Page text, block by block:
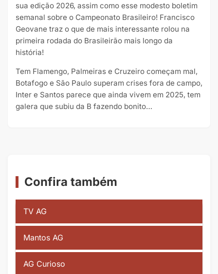
sua edição 2026, assim como esse modesto boletim
semanal sobre o Campeonato Brasileiro! Francisco
Geovane traz o que de mais interessante rolou na
primeira rodada do Brasileirão mais longo da
história!
Tem Flamengo, Palmeiras e Cruzeiro começam mal,
Botafogo e São Paulo superam crises fora de campo,
Inter e Santos parece que ainda vivem em 2025, tem
galera que subiu da B fazendo bonito…
Confira também
TV AG
Mantos AG
AG Curioso